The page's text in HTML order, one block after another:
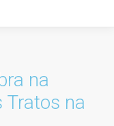
na
Tratos na